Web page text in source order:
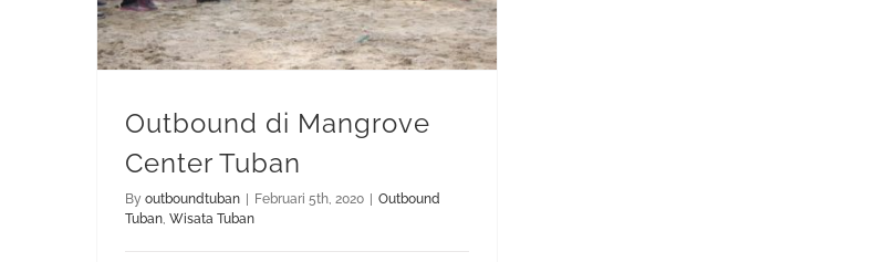
Outbound di Mangrove
Center Tuban
By outboundtuban Februari 5th, 2020
Outbound
Tuban, Wisata Tuban